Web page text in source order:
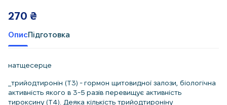
ОписПідготовка
натщесерце
_трийодтиронін (Т3) - гормон щитовидної залози, біологічна
активність якого в 3-5 разів перевищує активність
тироксину (Т4). Деяка кількість трийодтироніну
270 ₴